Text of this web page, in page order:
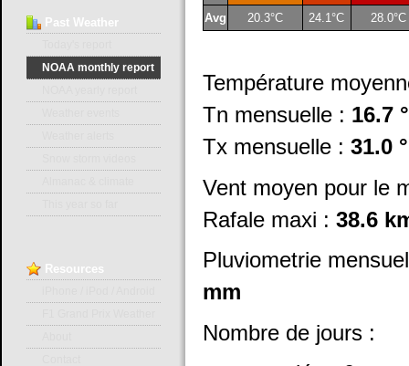
Avg 20.3°C 24.1°C 28.0°C
Température
Tn mensuelle : 16.7
Tx mensuelle : 31.0
Vent moyen pour le
Rafale maxi : 38.6
Pluviometrie
mm
Nombre de jours :
Past Weather
NOAA monthly report
Resources